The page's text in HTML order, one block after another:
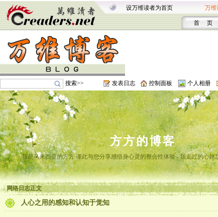
设万维读者为首页 万维
首 页
搜索>> 发表日志 控制面板 个人相册
方方的博客
我是马来西亚的方方 谨此与您分享感悟身心灵的整合性体验 - 我走过的心路
网络日志正文
人心之用的感知和认知于觉知